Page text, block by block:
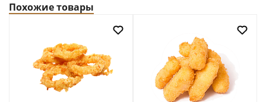
Похожие товары